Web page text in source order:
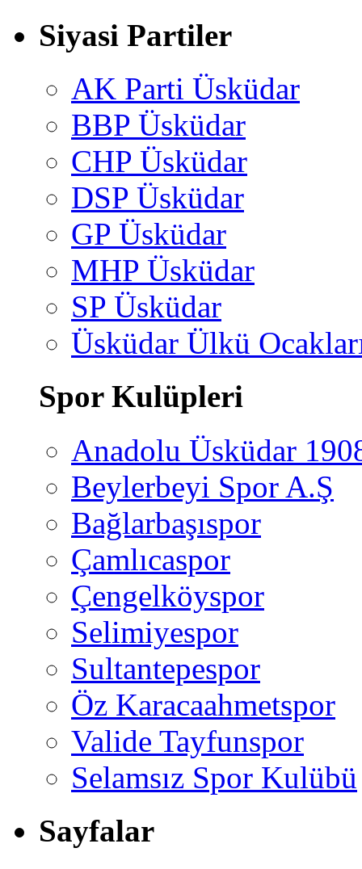
Siyasi Partiler
AK Parti Üsküdar
BBP Üsküdar
CHP Üsküdar
DSP Üsküdar
GP Üsküdar
MHP Üsküdar
SP Üsküdar
Üsküdar Ülkü
Spor Kulüpleri
Anadolu Üsküdar
Beylerbeyi Spor A.Ş
Bağlarbaşıspor
Çamlıcaspor
Çengelköyspor
Selimiyespor
Sultantepespor
Öz Karacaahmetspor
Valide Tayfunspor
Selamsız Spor Kulübü
Sayfalar